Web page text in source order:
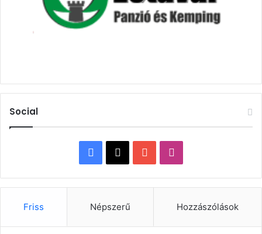
Social
Facebook
X YouTube
Friss Népszerű Hozzászólások